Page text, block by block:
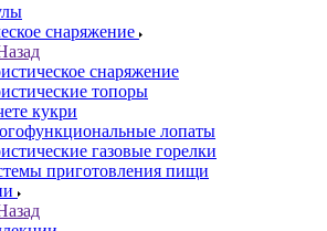
снаряжение
снаряжение
топоры
кукри
лопаты
газовые горелки
приготовления пищи